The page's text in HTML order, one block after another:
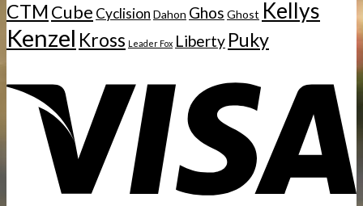
CTMCube Cyclision Dahon Ghos Ghost Kellys
Kenzel Kross Leader Fox Liberty Puky